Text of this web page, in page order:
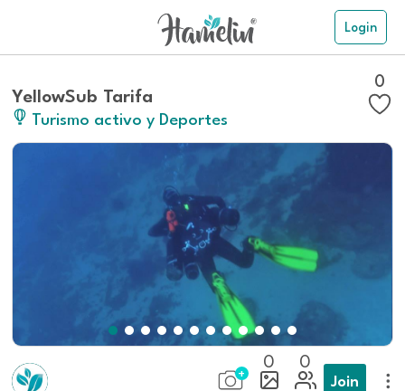
Login
YellowSub Tarifa
Turismo activo y Deportes
0
0 0
Join